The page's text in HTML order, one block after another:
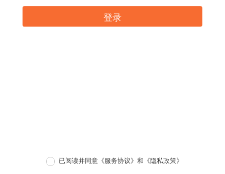
登录
已阅读并同意 《服务协议》和 《隐私政策》